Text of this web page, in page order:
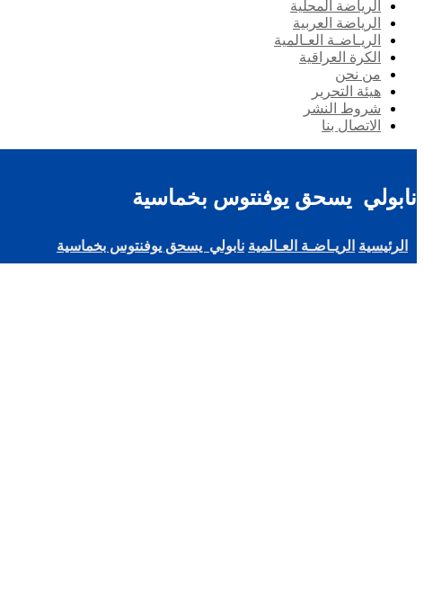
الرياضة المحلية
الرياضة العربية
الريـاضـة العـالمية
الكرة العراقية
من نحن
هيئة التحرير
شروط النشر
الاتصال بنا
نابولي يسحق يوفنتوس بخماسية
الرئيسية الريـاضـة العـالمية نابولي يسحق يوفنتوس بخماسية